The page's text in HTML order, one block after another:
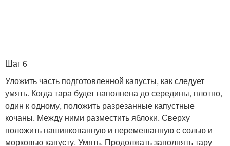
Шаг 6
Уложить часть подготовленной капусты, как следует
умять. Когда тара будет наполнена до середины, плотно,
один к одному, положить разрезанные капустные
кочаны. Между ними разместить яблоки. Сверху
положить нашинкованную и перемешанную с солью и
морковью капусту. Умять. Продолжать заполнять тару